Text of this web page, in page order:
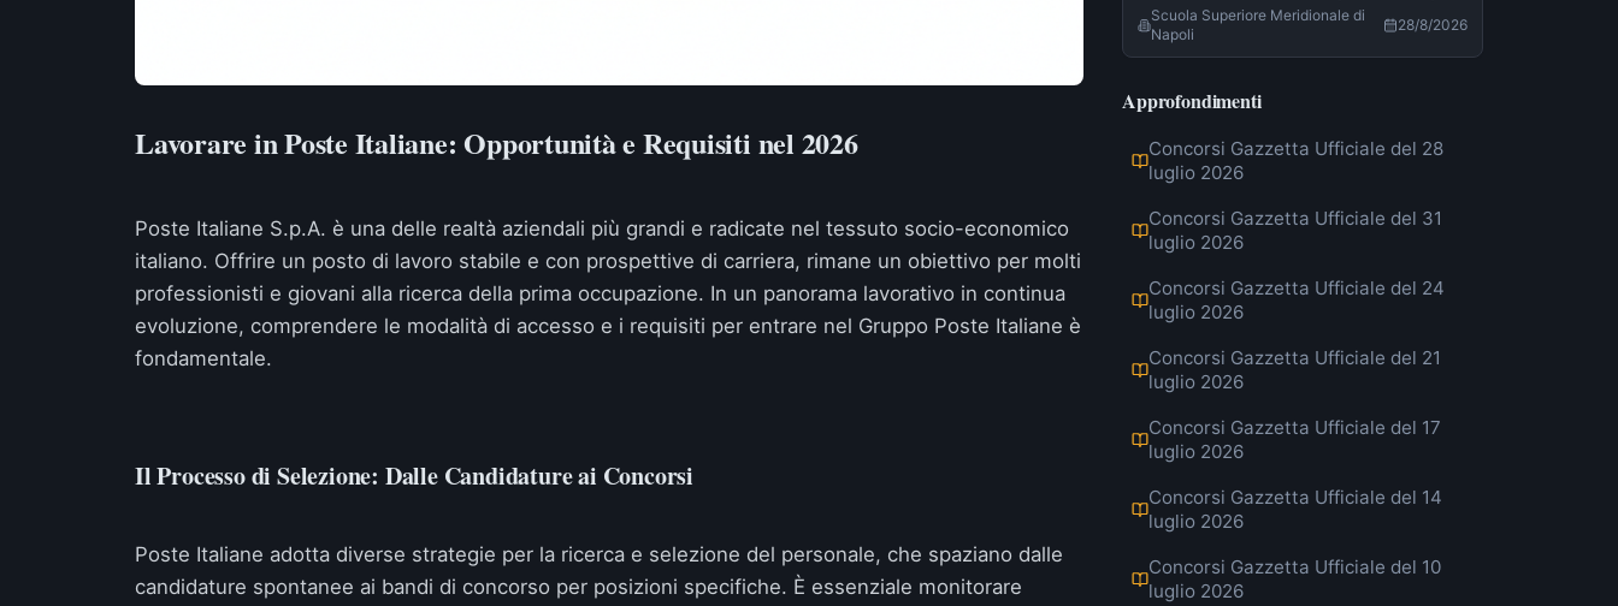
Lavorare in Poste Italiane: Opportunità e Requisiti nel 2026
Poste Italiane S.p.A. è una delle realtà aziendali più grandi e radicate nel tessuto socio-economico
italiano. Offrire un posto di lavoro stabile e con prospettive di carriera, rimane un obiettivo per molti
professionisti e giovani alla ricerca della prima occupazione. In un panorama lavorativo in continua
evoluzione, comprendere le modalità di accesso e i requisiti per entrare nel Gruppo Poste Italiane è
fondamentale.
Il Processo di Selezione: Dalle Candidature ai Concorsi
Poste Italiane adotta diverse strategie per la ricerca e selezione del personale, che spaziano dalle
candidature spontanee ai bandi di concorso per posizioni specifiche. È essenziale monitorare
Scuola Superiore Meridionale di
Napoli
28/8/2026
Approfondimenti
Concorsi Gazzetta Ufficiale del 28
luglio 2026
Concorsi Gazzetta Ufficiale del 31
luglio 2026
Concorsi Gazzetta Ufficiale del 24
luglio 2026
Concorsi Gazzetta Ufficiale del 21
luglio 2026
Concorsi Gazzetta Ufficiale del 17
luglio 2026
Concorsi Gazzetta Ufficiale del 14
luglio 2026
Concorsi Gazzetta Ufficiale del 10
luglio 2026